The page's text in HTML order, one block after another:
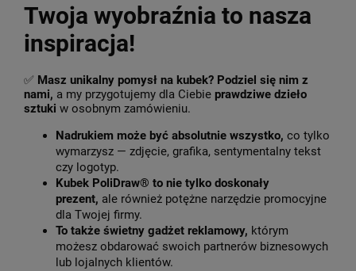
Twoja wyobraźnia to nasza
inspiracja!
✅ Masz unikalny pomysł na kubek? Podziel się nim z
nami, a my przygotujemy dla Ciebie prawdziwe dzieło
sztuki w osobnym zamówieniu.
Nadrukiem może być absolutnie wszystko, co tylko
wymarzysz — zdjęcie, grafika, sentymentalny tekst
czy logotyp.
Kubek PoliDraw® to nie tylko doskonały
prezent, ale również potężne narzędzie promocyjne
dla Twojej firmy.
To także świetny gadżet reklamowy, którym
możesz obdarować swoich partnerów biznesowych
lub lojalnych klientów.